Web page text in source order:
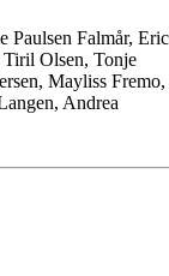
Paulsen Falmår,
Olsen, Tonje
Mayliss Fremo,
Andrea